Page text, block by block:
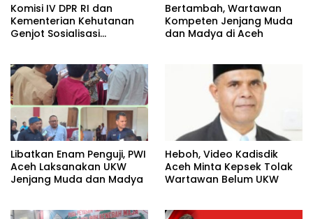
Komisi IV DPR RI dan
Kementerian Kehutanan
Genjot Sosialisasi
Bertambah, Wartawan
Kompeten Jenjang Muda
dan Madya di Aceh
Libatkan Enam Penguji, PWI
Aceh Laksanakan UKW
Jenjang Muda dan Madya
Heboh, Video Kadisdik
Aceh Minta Kepsek Tolak
Wartawan Belum UKW